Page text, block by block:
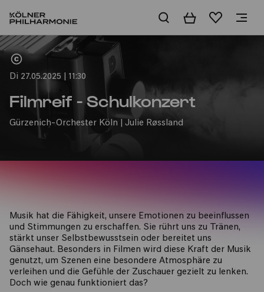
WarenkorbMerkliste
Home
Di 27.05.2025 | 11:30
Filmreif - Schulkonzert
Gürzenich-Orchester Köln | Julie Røssland
Musik hat die Fähigkeit, unsere Emotionen zu beeinflussen
und Stimmungen zu erschaffen. Sie rührt uns zu Tränen,
stärkt unser Selbstbewusstsein oder bereitet uns
Gänsehaut. Besonders in Filmen wird diese Kraft der Musik
genutzt, um Szenen eine besondere Atmosphäre zu
verleihen und die Gefühle der Zuschauer gezielt zu lenken.
Doch wie genau funktioniert das?